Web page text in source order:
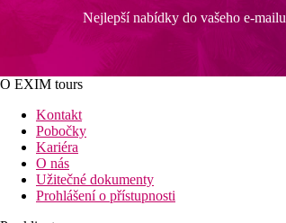
Nejlepší nabídky do vašeho e-mailu
O EXIM tours
Kontakt
Pobočky
Kariéra
O nás
Užitečné dokumenty
Prohlášení o přístupnosti